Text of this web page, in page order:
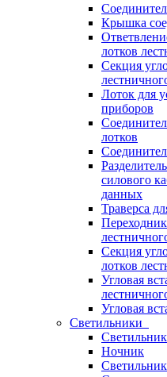
Крышка
лотков
Секция
Лоток для
приборов
лотков
силового
данных
Траверса
Секция
лотков
Угловая
Угловая
Светильники
Ночник